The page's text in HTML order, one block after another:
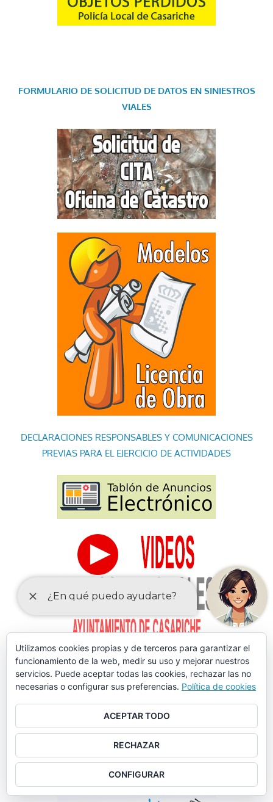
FORMULARIO DE SOLICITUD DE DATOS EN SINIESTROS
VIALES
DECLARACIONES RESPONSABLES Y COMUNICACIONES
PREVIAS PARA EL EJERCICIO DE ACTIVIDADES
Utilizamos cookies propias y de terceros para garantizar el
funcionamiento de la web, medir su uso y mejorar nuestros
servicios. Puede aceptar todas las cookies, rechazar las no
necesarias o configurar sus preferencias. Política de cookies
ACEPTAR TODO
RECHAZAR
CONFIGURAR